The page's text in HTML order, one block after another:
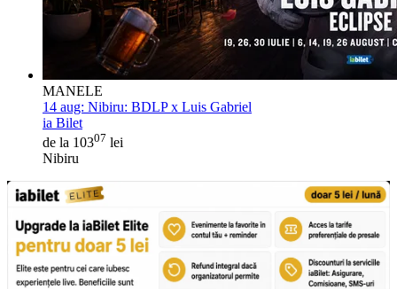
MANELE
14 aug: Nibiru: BDLP x Luis Gabriel
ia Bilet
de la 10307 lei
Nibiru